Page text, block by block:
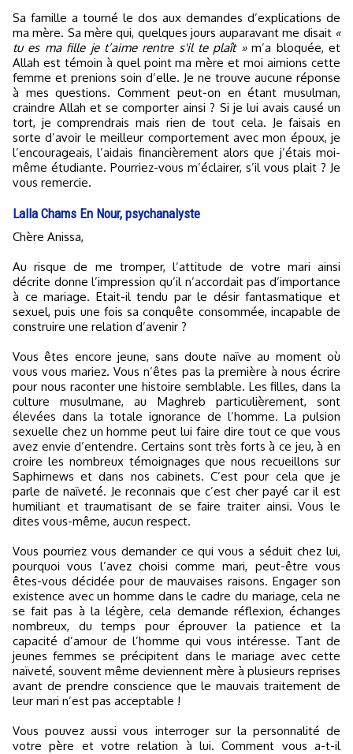
Sa famille a tourné le dos aux demandes d’explications de
ma mère. Sa mère qui, quelques jours auparavant me disait «
tu es ma fille je t’aime rentre s'il te plaît »m’a bloquée, et
Allah est témoin à quel point ma mère et moi aimions cette
femme et prenions soin d’elle. Je ne trouve aucune réponse
à mes questions. Comment peut-on en étant musulman,
craindre Allah et se comporter ainsi ? Si je lui avais causé un
tort, je comprendrais mais rien de tout cela. Je faisais en
sorte d’avoir le meilleur comportement avec mon époux, je
l’encourageais, l’aidais financièrement alors que j’étais moi-
même étudiante. Pourriez-vous m’éclairer, s’il vous plait ? Je
vous remercie.
Lalla Chams En Nour, psychanalyste
Chère Anissa,
Au risque de me tromper, l’attitude de votre mari ainsi
décrite donne l’impression qu’il n’accordait pas d’importance
à ce mariage. Etait-il tendu par le désir fantasmatique et
sexuel, puis une fois sa conquête consommée, incapable de
construire une relation d’avenir ?
Vous êtes encore jeune, sans doute naïve au moment où
vous vous mariez. Vous n’êtes pas la première à nous écrire
pour nous raconter une histoire semblable. Les filles, dans la
culture musulmane, au Maghreb particulièrement, sont
élevées dans la totale ignorance de l’homme. La pulsion
sexuelle chez un homme peut lui faire dire tout ce que vous
avez envie d’entendre. Certains sont très forts à ce jeu, à en
croire les nombreux témoignages que nous recueillons sur
Saphirnews et dans nos cabinets. C’est pour cela que je
parle de naïveté. Je reconnais que c’est cher payé car il est
humiliant et traumatisant de se faire traiter ainsi. Vous le
dites vous-même, aucun respect.
Vous pourriez vous demander ce qui vous a séduit chez lui,
pourquoi vous l’avez choisi comme mari, peut-être vous
êtes-vous décidée pour de mauvaises raisons. Engager son
existence avec un homme dans le cadre du mariage, cela ne
se fait pas à la légère, cela demande réflexion, échanges
nombreux, du temps pour éprouver la patience et la
capacité d’amour de l’homme qui vous intéresse. Tant de
jeunes femmes se précipitent dans le mariage avec cette
naïveté, souvent même deviennent mère à plusieurs reprises
avant de prendre conscience que le mauvais traitement de
leur mari n’est pas acceptable !
Vous pouvez aussi vous interroger sur la personnalité de
votre père et votre relation à lui. Comment vous a-t-il